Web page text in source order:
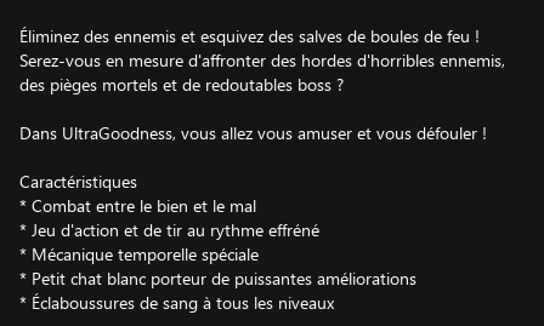
Éliminez des ennemis et esquivez des salves de boules de feu !
Serez-vous en mesure d'affronter des hordes d'horribles ennemis,
des pièges mortels et de redoutables boss ?
Dans UltraGoodness, vous allez vous amuser et vous défouler !
Caractéristiques
* Combat entre le bien et le mal
* Jeu d'action et de tir au rythme effréné
* Mécanique temporelle spéciale
* Petit chat blanc porteur de puissantes améliorations
* Éclaboussures de sang à tous les niveaux